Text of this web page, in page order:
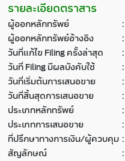
รายละเอียดตราสาร
ผู้ออกหลักทรัพย์ :
ผู้ออกหลักทรัพย์อ้างอิง
:
วันที่แก้ไข Filing ครั้งล่าสุด
:
วันที่ Filing มีผลบังคับใช้
:
วันที่เริ่มต้นการเสนอขาย
:
วันที่สิ้นสุดการเสนอขาย
:
ประเภทหลักทรัพย์
:
ประเภทการเสนอขาย
:
ที่ปรึกษาทางการเงิน/ผู้ควบคุม :
สัญลักษณ์
: